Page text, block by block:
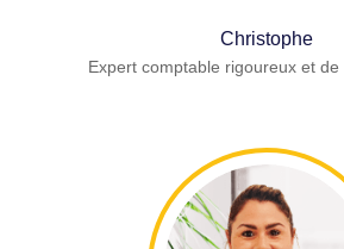
Christophe
Expert comptable rigoureux et de